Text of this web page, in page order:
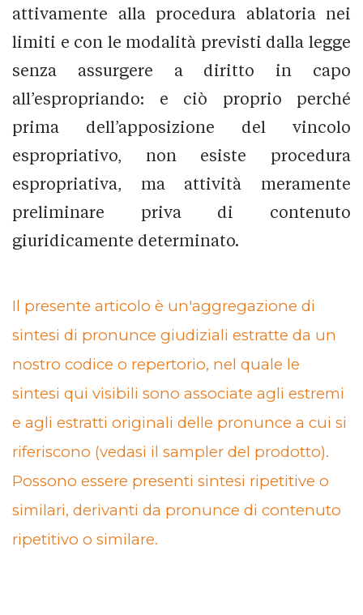
attivamente alla procedura ablatoria nei
limiti e con le modalità previsti dalla legge
senza assurgere a diritto in capo
all’espropriando: e ciò proprio perché
prima dell’apposizione del vincolo
espropriativo, non esiste procedura
espropriativa, ma attività meramente
preliminare priva di contenuto
giuridicamente determinato.
Il presente articolo è un'aggregazione di
sintesi di pronunce giudiziali estratte da un
nostro codice o repertorio, nel quale le
sintesi qui visibili sono associate agli estremi
e agli estratti originali delle pronunce a cui si
riferiscono (vedasi il sampler del prodotto).
Possono essere presenti sintesi ripetitive o
similari, derivanti da pronunce di contenuto
ripetitivo o similare.